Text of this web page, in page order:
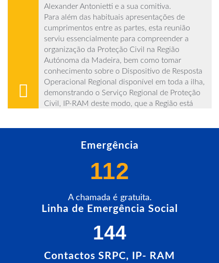
Alexander Antonietti e a sua comitiva.
Para além das habituais apresentações de
cumprimentos entre as partes, esta reunião
serviu essencialmente para compreender a
organização da Proteção Civil na Região
Autónoma da Madeira, bem como tomar
conhecimento sobre o Dispositivo de Resposta
Operacional Regional disponível em toda a ilha,
demonstrando o Serviço Regional de Proteção
Civil, IP-RAM deste modo, que a Região está
Emergência
112
A chamada é gratuita.
Linha de Emergência Social
144
Contactos SRPC, IP- RAM